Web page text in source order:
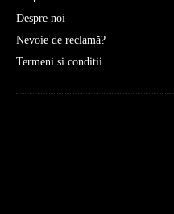
Despre noi
Nevoie de reclamă?
Termeni si conditii